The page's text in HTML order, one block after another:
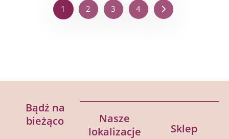
1 2 3 4
Bądź na
bieżąco
Nasze
lokalizacje
Sklep